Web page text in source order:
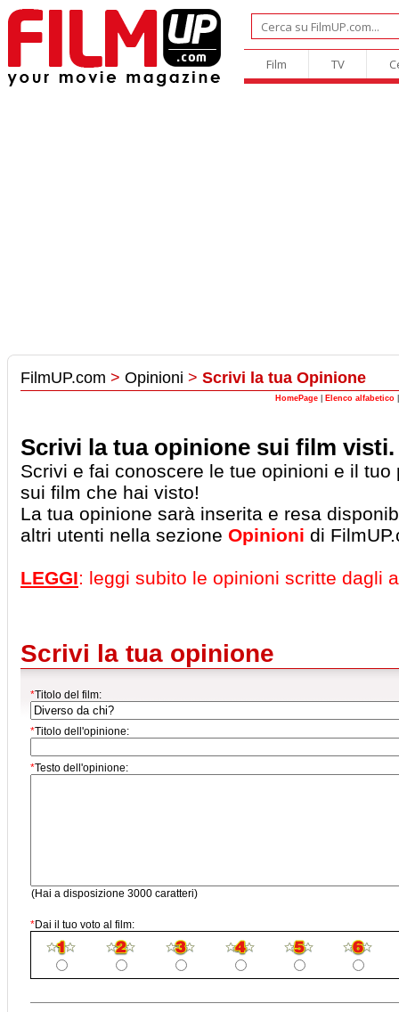
Film TV
FilmUP.com > Opinioni > Scrivi la tua Opinione
HomePage Elenco alfabetico
Scrivi la tua opinione sui film visti.
Scrivi e fai conoscere le tue opinioni e il tuo
sui film che hai visto!
La tua opinione sarà inserita e resa
altri utenti nella sezione Opinioni di
LEGGI: leggi subito le opinioni scritte dagli
Scrivi la tua opinione
*Titolo del film:
*Titolo dell'opinione:
*Testo dell'opinione:
(Hai a disposizione 3000 caratteri)
*Dai il tuo voto al film: